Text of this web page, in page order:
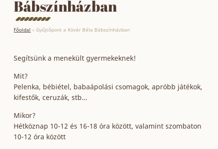
Bábszínházban
Főoldal »Gyűjtőpont a Kövér Béla Bábszínházban
Segítsünk a menekült gyermekeknek!
Mit?
Pelenka, bébiétel, babaápolási csomagok, apróbb játékok,
kifestők, ceruzák, stb…
Mikor?
Hétköznap 10-12 és 16-18 óra között, valamint szombaton
10-12 óra között